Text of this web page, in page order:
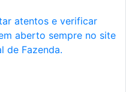
atentos e verificar
aberto sempre no site
de Fazenda.